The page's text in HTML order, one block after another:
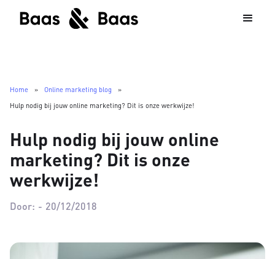
Home » Online marketing blog
»
Hulp nodig bij jouw online marketing? Dit is onze werkwijze!
Hulp nodig bij jouw online
marketing? Dit is onze
werkwijze!
Door: - 20/12/2018